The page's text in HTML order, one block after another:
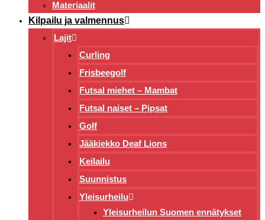
Materiaalit
Kilpailu ja valmennus
Lajit
Curling
Frisbeegolf
Futsal miehet – Mambat
Futsal naiset – Pipsat
Golf
Jääkiekko Deaf Lions
Keilailu
Suunnistus
Yleisurheilu
Yleisurheilun Suomen ennätykset